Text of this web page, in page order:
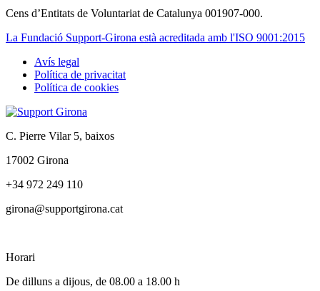
navigation
Avís legal
Política de privacitat
Política de cookies
C. Pierre Vilar 5, baixos
17002 Girona
+34 972 249 110
girona@supportgirona.cat
Horari
Divendres, de 08.00 a 15.00 h
Treballa amb nosaltres